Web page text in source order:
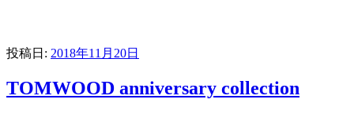
投稿日: 2018年11月20日
TOMWOOD anniversary collection